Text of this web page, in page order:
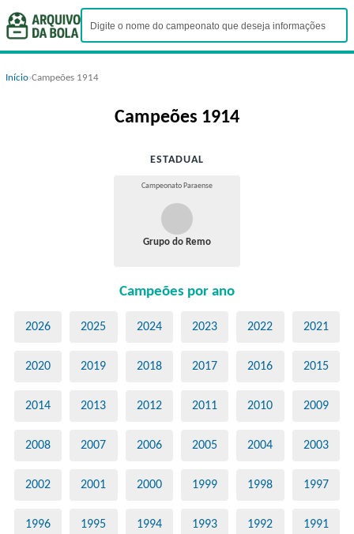
Início›Campeões 1914
Campeões 1914
ESTADUAL
Campeonato Paraense
Grupo do Remo
Campeões por ano
2026 2025 2024 2023 2022 2021
2020 2019 2018 2017 2016 2015
2014 2013 2012 2011 2010 2009
2008 2007 2006 2005 2004 2003
2002 2001 2000 1999 1998 1997
1996 1995 1994 1993 1992 1991